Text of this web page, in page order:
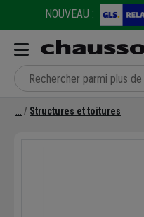
NOUVEAU :
Structures et toitures